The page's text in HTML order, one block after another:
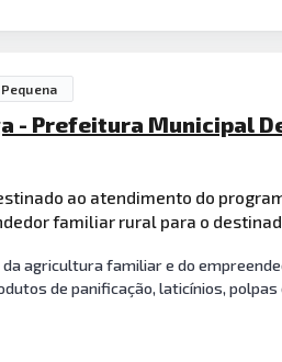
- Prefeitura Municipal
ao atendimento do
familiar rural para o
agricultura familiar e do
de panificação, laticínios,